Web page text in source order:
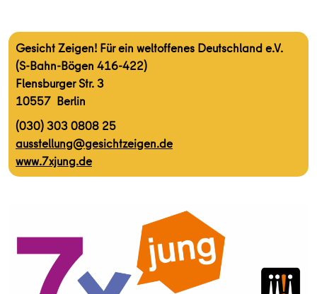
Gesicht Zeigen! Für ein weltoffenes Deutschland e.V.
(S-Bahn-Bögen 416-422)
Flensburger Str. 3
10557 Berlin
(030) 303 0808 25
ausstellung@gesichtzeigen.de
www.7xjung.de